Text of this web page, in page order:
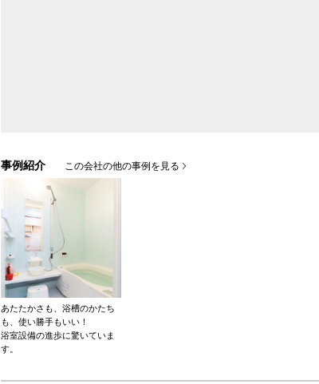
事例紹介 この会社の他の事例を見る
あたたかさも、浴槽のかたち
も、使い勝手もいい！
浴室設備の進歩に驚いていま
す。